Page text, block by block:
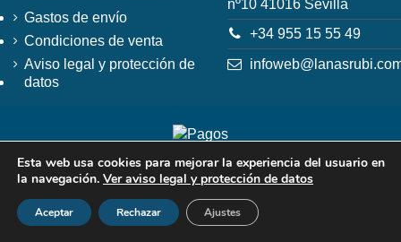
Gastos de envío
Condiciones de venta
Aviso legal y protección de
datos
nº10 41016 Sevilla
+34 955 15 55 49
Esta web usa cookies para mejorar la experiencia del usuario en
la navegación. Ver aviso legal y protección de datos
Aceptar Rechazar Ajustes